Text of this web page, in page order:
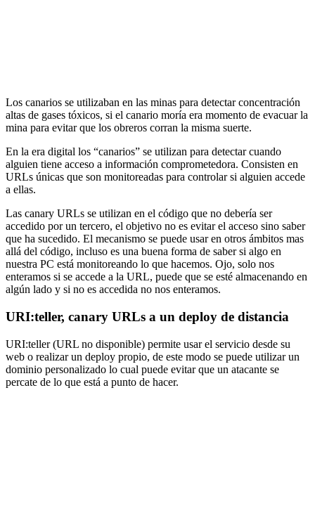
Los canarios se utilizaban en las minas para detectar concentración
altas de gases tóxicos, si el canario moría era momento de evacuar la
mina para evitar que los obreros corran la misma suerte.
En la era digital los “canarios” se utilizan para detectar cuando
alguien tiene acceso a información comprometedora. Consisten en
URLs únicas que son monitoreadas para controlar si alguien accede
a ellas.
Las canary URLs se utilizan en el código que no debería ser
accedido por un tercero, el objetivo no es evitar el acceso sino saber
que ha sucedido. El mecanismo se puede usar en otros ámbitos mas
allá del código, incluso es una buena forma de saber si algo en
nuestra PC está monitoreando lo que hacemos. Ojo, solo nos
enteramos si se accede a la URL, puede que se esté almacenando en
algún lado y si no es accedida no nos enteramos.
URI:teller, canary URLs a un deploy de distancia
URI:teller (URL no disponible) permite usar el servicio desde su
web o realizar un deploy propio, de este modo se puede utilizar un
dominio personalizado lo cual puede evitar que un atacante se
percate de lo que está a punto de hacer.